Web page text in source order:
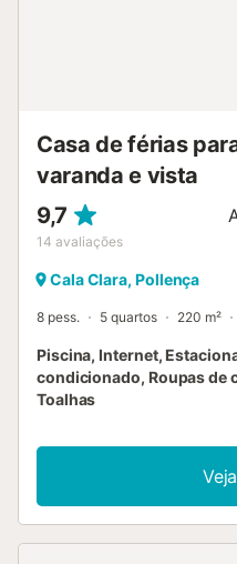
Casa de férias
varanda e vista
9,7
14 avaliações
Cala Clara, Pollença
8 pess. 5 quartos 220 m²
Piscina, Internet,
condicionado, Roupas de
Toalhas